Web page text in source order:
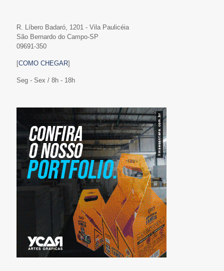
R. Líbero Badaró, 1201 - Vila Paulicéia
São Bernardo do Campo-SP
09691-350
[COMO CHEGAR]
Seg - Sex / 8h - 18h